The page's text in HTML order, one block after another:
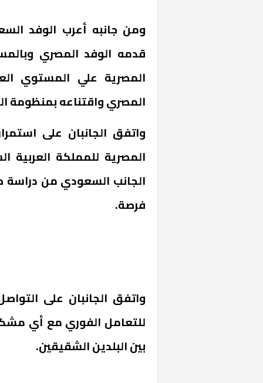
ومن جانبه أعرب الوفد
قدمه الوفد المصري
المصرية علي المستوي
المصري واقتناعه بمنظومة
واتفق الجانبان على
المصرية للمملكة العربية
الجانب السعودي من دراسة
فرصة.
واتفق الجانبان على
للتعامل الفوري مع أي
بين البلدين الشقيقين.
كان اختيار
رمضان وزيرًا